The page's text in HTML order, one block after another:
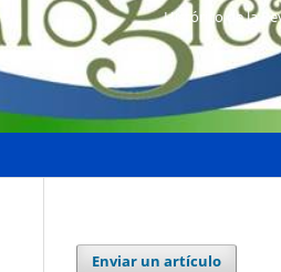
Histórico de la
Enviar un artículo